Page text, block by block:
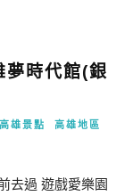
夢時代館(銀
高雄景點
高雄地區
去過 遊戲愛樂園